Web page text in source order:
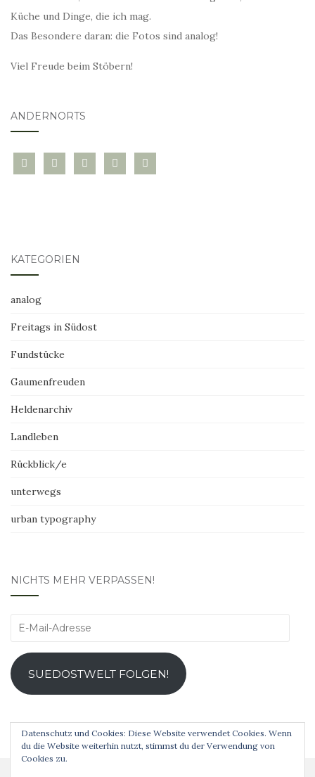
Küche und Dinge, die ich mag.
Das Besondere daran: die Fotos sind analog!
Viel Freude beim Stöbern!
ANDERNORTS
bloglovininstagramtwitter pinterest
mail
KATEGORIEN
analog
Freitags in Südost
Fundstücke
Gaumenfreuden
Heldenarchiv
Landleben
Rückblick/e
unterwegs
urban typography
NICHTS MEHR VERPASSEN!
E-
Adresse
SUEDOSTWELT FOLGEN!
Datenschutz und Cookies: Diese Website verwendet Cookies. Wenn
du die Website weiterhin nutzt, stimmst du der Verwendung von
Cookies zu.